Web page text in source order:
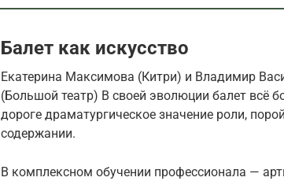
Балет как искусство
Екатерина Максимова (Китри) и Владимир
(Большой театр) В своей эволюции балет всё
дороге драматургическое значение роли,
содержании.
В комплексном обучении профессионала —